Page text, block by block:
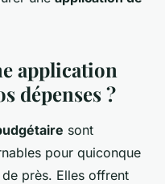
application
dépenses ?
sont
pour quiconque
de près. Elles offrent